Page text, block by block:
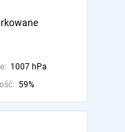
1007 hPa
59%